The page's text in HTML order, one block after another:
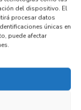
del dispositivo. El
procesar datos
únicas en
puede afectar